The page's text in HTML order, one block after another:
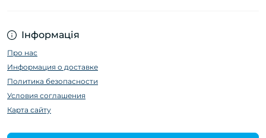
Інформація
Про нас
Информация о доставке
Политика безопасности
Условия соглашения
Карта сайту